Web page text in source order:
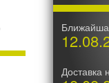
Доставка